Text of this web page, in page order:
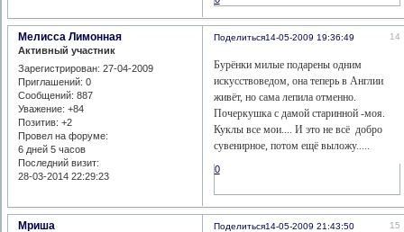
Поделиться 14
14-05-2009 19:36:49
Мелисса Лимонная
Активный участник
Зарегистрирован: 27-04-2009
Приглашений: 0
Сообщений: 887
Уважение: +84
Позитив: +2
Провел на форуме:
6 дней 5 часов
Последний визит:
28-03-2014 22:29:23
Бурёнки милые подарены одним
искусствоведом, она теперь в Англии
живёт, но сама лепила отменно.
Почеркушка с дамой старинной -моя.
Куклы все мои.... И это не всё добро
сувенирное, потом ещё выложу.....
0
Поделиться 15
14-05-2009 21:43:50
Мриша